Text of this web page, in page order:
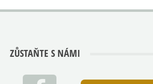
ZŮSTAŇTE S NÁMI